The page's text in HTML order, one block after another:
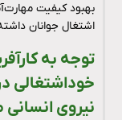
بهبود کیفیت
اشتغال جوانان داشته
توجه به
خوداشتغالی در
نیروی انسانی